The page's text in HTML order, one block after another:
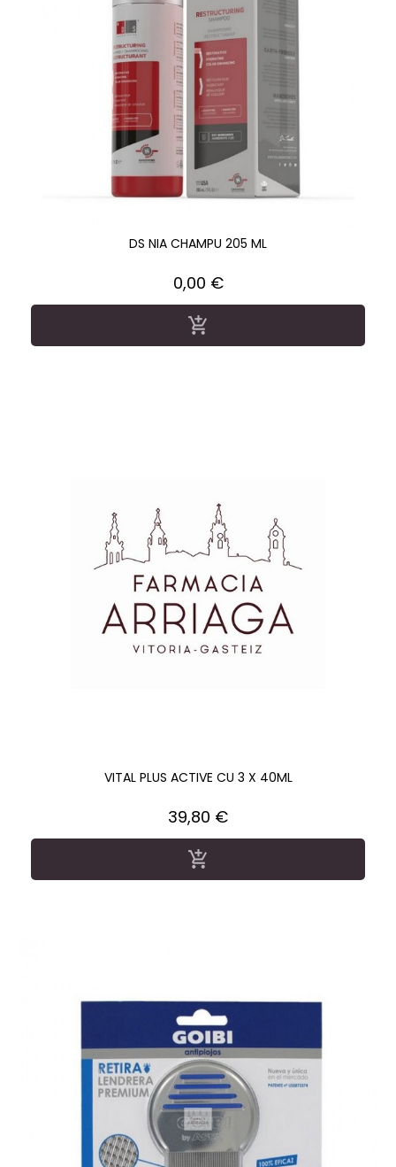
DS NIA CHAMPU 205 ML
Precio
0,00 €

VITAL PLUS ACTIVE CU 3 X 40ML
Precio
39,80 €
